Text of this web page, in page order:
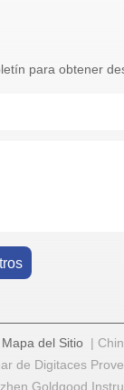
para obtener
Mapa del Sitio|
de Digitaces
Goldgood